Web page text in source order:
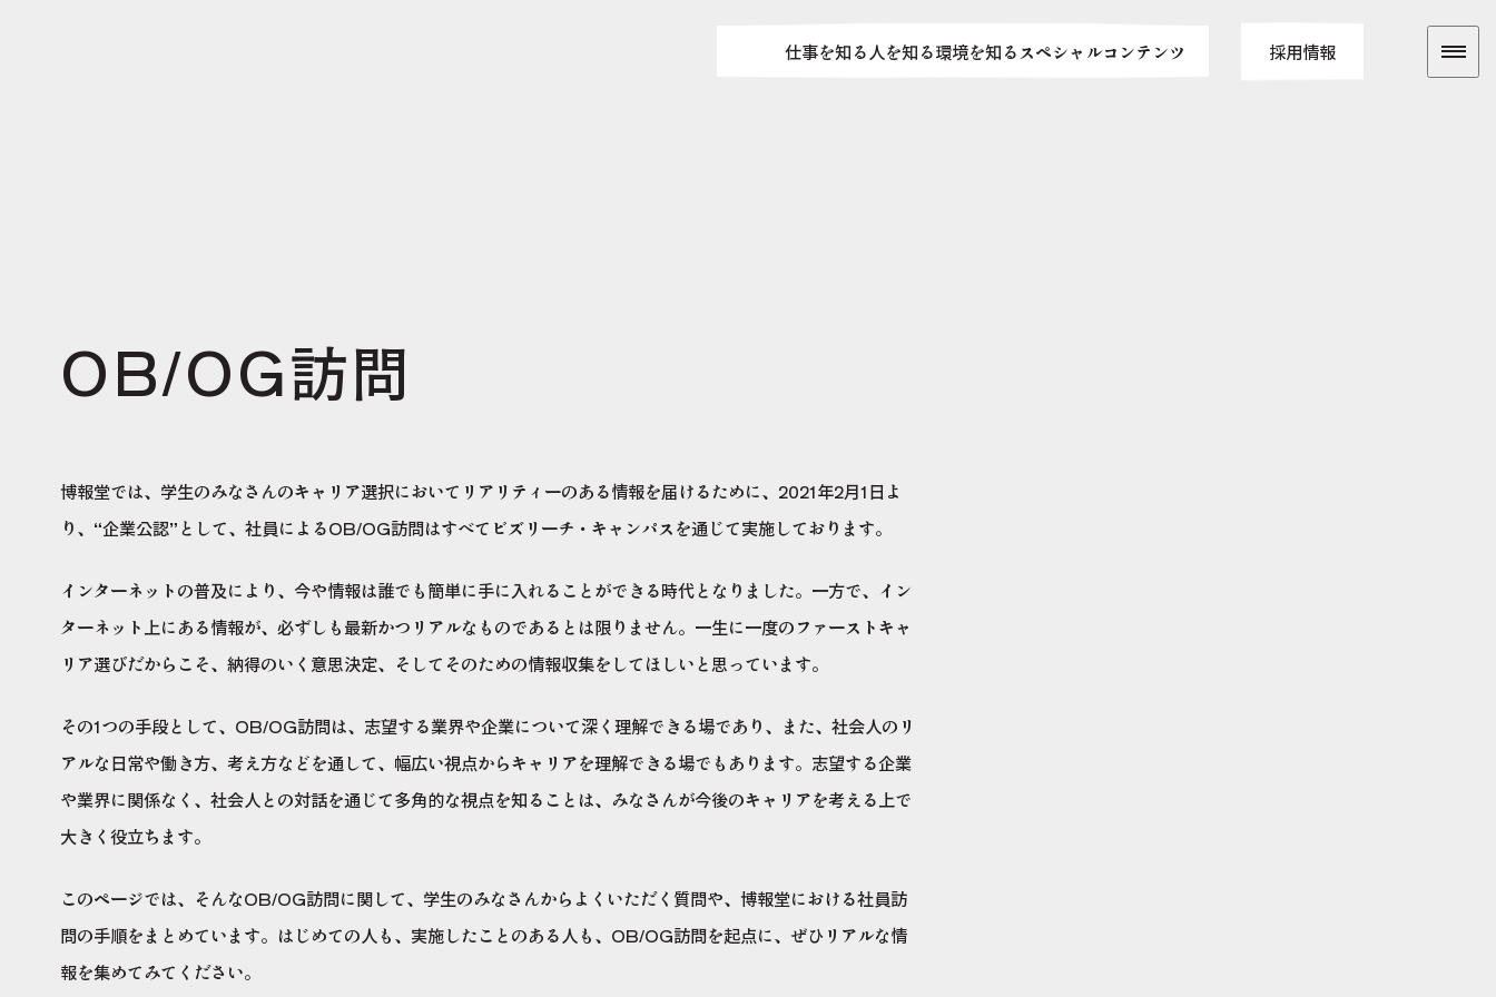
仕事を知る人を知る環境を知る スペシャルコンテンツ 採用情報
OB/OG訪問
博報堂では、学生のみなさんのキャリア選択においてリアリティーのある情報を届けるために、2021年2月1日よ
り、“企業公認”として、社員によるOB/OG訪問はすべてビズリーチ・キャンパスを通じて実施しております。
インターネットの普及により、今や情報は誰でも簡単に手に入れることができる時代となりました。一方で、イン
ターネット上にある情報が、必ずしも最新かつリアルなものであるとは限りません。一生に一度のファーストキャ
リア選びだからこそ、納得のいく意思決定、そしてそのための情報収集をしてほしいと思っています。
その1つの手段として、OB/OG訪問は、志望する業界や企業について深く理解できる場であり、また、社会人のリ
アルな日常や働き方、考え方などを通して、幅広い視点からキャリアを理解できる場でもあります。志望する企業
や業界に関係なく、社会人との対話を通じて多角的な視点を知ることは、みなさんが今後のキャリアを考える上で
大きく役立ちます。
このページでは、そんなOB/OG訪問に関して、学生のみなさんからよくいただく質問や、博報堂における社員訪
問の手順をまとめています。はじめての人も、実施したことのある人も、OB/OG訪問を起点に、ぜひリアルな情
報を集めてみてください。